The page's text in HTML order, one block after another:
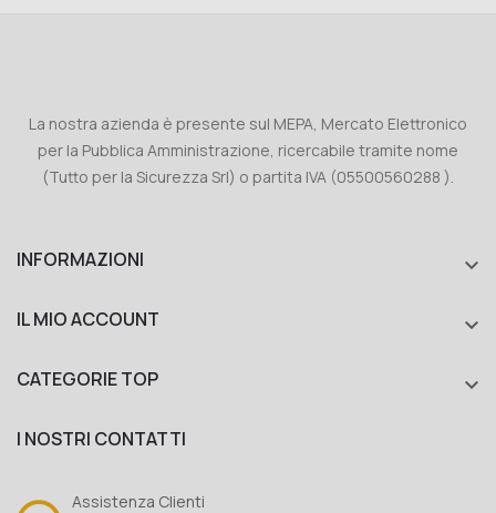
La nostra azienda è presente sul MEPA, Mercato Elettronico
per la Pubblica Amministrazione, ricercabile tramite nome
(Tutto per la Sicurezza Srl) o partita IVA (05500560288 ).
INFORMAZIONI 
IL MIO ACCOUNT 
CATEGORIE TOP 
I NOSTRI CONTATTI
Assistenza Clienti